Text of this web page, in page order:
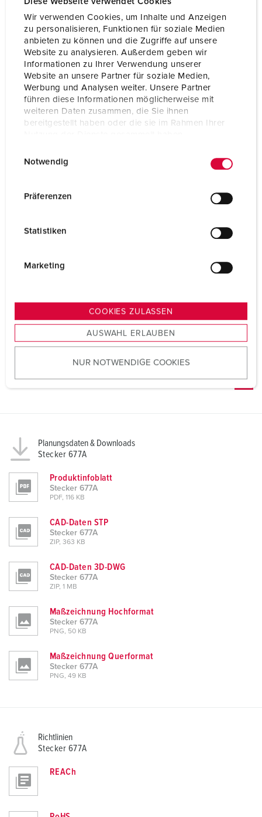
Wir verwenden Cookies, um Inhalte und Anzeigen
zu personalisieren, Funktionen für soziale Medien
anbieten zu können und die Zugriffe auf unsere
Website zu analysieren. Außerdem geben wir
Informationen zu Ihrer Verwendung unserer
Website an unsere Partner für soziale Medien,
Werbung und Analysen weiter. Unsere Partner
führen diese Informationen möglicherweise mit
weiteren Daten zusammen, die Sie ihnen
bereitgestellt haben oder die sie im Rahmen Ihrer
s
u
w
Notwendig
Präferenzen
Statistiken
Marketing
COOKIES ZULASSEN
AUSWAHL ERLAUBEN
NUR NOTWENDIGE COOKIES
Gewicht 177 g
Prüfzeichen
EAC
CQC
Planungsdaten & Downloads
Stecker 677A
Produktinfoblatt
Stecker 677A
PDF, 116 KB
CAD-Daten STP
Stecker 677A
ZIP, 363 KB
CAD-Daten 3D-DWG
Stecker 677A
ZIP, 1 MB
Maßzeichnung Hochformat
Stecker 677A
PNG, 50 KB
Maßzeichnung Querformat
Stecker 677A
PNG, 49 KB
Richtlinien
Stecker 677A
REACh